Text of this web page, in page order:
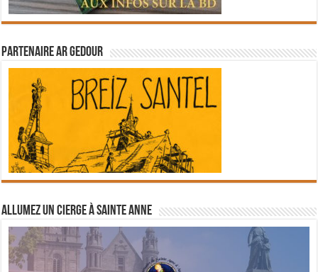
Partenaire Ar Gedour
Allumez un cierge à Sainte Anne